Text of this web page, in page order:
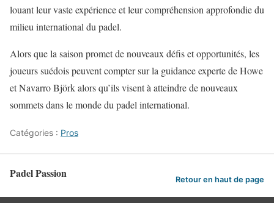
louant leur vaste expérience et leur compréhension approfondie du
milieu international du padel.
Alors que la saison promet de nouveaux défis et opportunités, les
joueurs suédois peuvent compter sur la guidance experte de Howe
et Navarro Björk alors qu’ils visent à atteindre de nouveaux
sommets dans le monde du padel international.
Catégories : Pros
Padel Passion Retour en haut de page